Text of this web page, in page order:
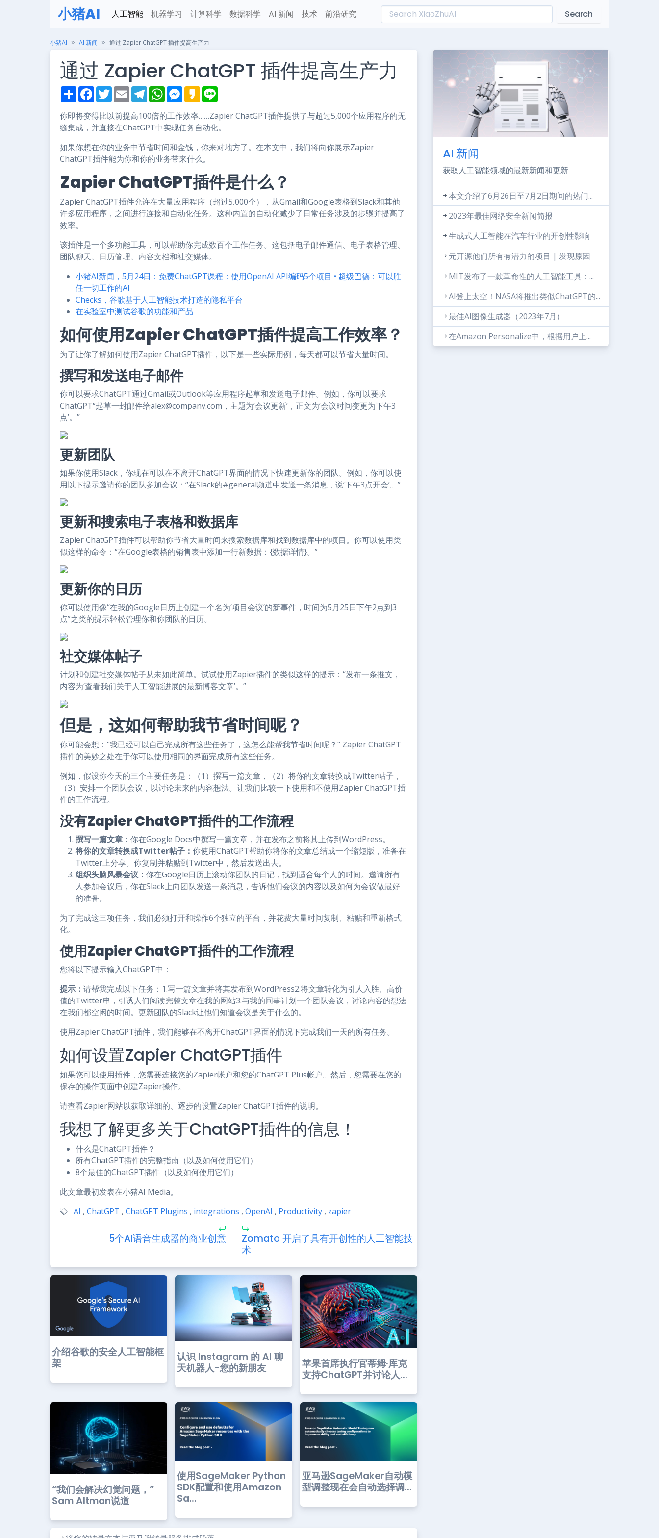
小猪AI 人工智能 机器学习 计算科学 数据科学 AI 新闻 技术 前沿研究 Search
小猪AI AI 新闻 通过 Zapier ChatGPT 插件提高生产力
通过 Zapier ChatGPT 插件提高生产力
S
h
r
e
F
a
e
b
o
k
T
w
t
t
e
E
m
i
l
T
e
e
g
r
m
W
h
t
s
A
p
M
e
s
e
n
e
r
K
a
o
e
你即将变得比以前提高100倍的工作效率……Zapier ChatGPT插件提供了与超过5,000个应用程序的无
缝集成，并直接在ChatGPT中实现任务自动化。
如果你想在你的业务中节省时间和金钱，你来对地方了。在本文中，我们将向你展示Zapier
ChatGPT插件能为你和你的业务带来什么。
Zapier ChatGPT插件是什么？
Zapier ChatGPT插件允许在大量应用程序（超过5,000个），从Gmail和Google表格到Slack和其他
许多应用程序，之间进行连接和自动化任务。这种内置的自动化减少了日常任务涉及的步骤并提高了
效率。
该插件是一个多功能工具，可以帮助你完成数百个工作任务。这包括电子邮件通信、电子表格管理、
团队聊天、日历管理、内容文档和社交媒体。
小猪AI新闻，5月24日：免费ChatGPT课程：使用OpenAI API编码5个项目 • 超级巴德：可以胜
任一切工作的AI
Checks，谷歌基于人工智能技术打造的隐私平台
在实验室中测试谷歌的功能和产品
如何使用Zapier ChatGPT插件提高工作效率？
为了让你了解如何使用Zapier ChatGPT插件，以下是一些实际用例，每天都可以节省大量时间。
撰写和发送电子邮件
你可以要求ChatGPT通过Gmail或Outlook等应用程序起草和发送电子邮件。例如，你可以要求
ChatGPT“起草一封邮件给alex@company.com ，主题为‘会议更新’，正文为‘会议时间变更为下午3
点’。”
更新团队
如果你使用Slack，你现在可以在不离开ChatGPT界面的情况下快速更新你的团队。例如，你可以使
用以下提示邀请你的团队参加会议：“在Slack的#general频道中发送一条消息，说‘下午3点开会’。”
更新和搜索电子表格和数据库
Zapier ChatGPT插件可以帮助你节省大量时间来搜索数据库和找到数据库中的项目。你可以使用类
似这样的命令：“在Google表格的销售表中添加一行新数据：{数据详情}。”
更新你的日历
你可以使用像“在我的Google日历上创建一个名为‘项目会议’的新事件，时间为5月25日下午2点到3
点”之类的提示轻松管理你和你团队的日历。
社交媒体帖子
计划和创建社交媒体帖子从未如此简单。试试使用Zapier插件的类似这样的提示：“发布一条推文，
内容为‘查看我们关于人工智能进展的最新博客文章’。”
但是，这如何帮助我节省时间呢？
你可能会想：“我已经可以自己完成所有这些任务了，这怎么能帮我节省时间呢？” Zapier ChatGPT
插件的美妙之处在于你可以使用相同的界面完成所有这些任务。
例如，假设你今天的三个主要任务是：（1）撰写一篇文章，（2）将你的文章转换成Twitter帖子，
（3）安排一个团队会议，以讨论未来的内容想法。让我们比较一下使用和不使用Zapier ChatGPT插
件的工作流程。
没有Zapier ChatGPT插件的工作流程
撰写一篇文章： 你在Google Docs中撰写一篇文章，并在发布之前将其上传到WordPress。
将你的文章转换成Twitter帖子： 你使用ChatGPT帮助你将你的文章总结成一个缩短版，准备在
Twitter上分享。你复制并粘贴到Twitter中，然后发送出去。
组织头脑风暴会议： 你在Google日历上滚动你团队的日记，找到适合每个人的时间。邀请所有
人参加会议后，你在Slack上向团队发送一条消息，告诉他们会议的内容以及如何为会议做最好
的准备。
为了完成这三项任务，我们必须打开和操作6个独立的平台，并花费大量时间复制、粘贴和重新格式
化。
使用Zapier ChatGPT插件的工作流程
您将以下提示输入ChatGPT中：
提示： 请帮我完成以下任务：1.写一篇文章并将其发布到WordPress2.将文章转化为引人入胜、高价
值的Twitter串，引诱人们阅读完整文章在我的网站3.与我的同事计划一个团队会议，讨论内容的想法
在我们都空闲的时间。更新团队的Slack让他们知道会议是关于什么的。
使用Zapier ChatGPT插件，我们能够在不离开ChatGPT界面的情况下完成我们一天的所有任务。
如何设置Zapier ChatGPT插件
如果您可以使用插件，您需要连接您的Zapier帐户和您的ChatGPT Plus帐户。然后，您需要在您的
保存的操作页面中创建Zapier操作。
请查看Zapier网站以获取详细的、逐步的设置Zapier ChatGPT插件的说明。
我想了解更多关于ChatGPT插件的信息！
什么是ChatGPT插件？
所有ChatGPT插件的完整指南（以及如何使用它们）
8个最佳的ChatGPT插件（以及如何使用它们）
此文章最初发表在小猪AI Media。
AI , ChatGPT , ChatGPT Plugins , integrations , OpenAI , Productivity , zapier
5个AI语音生成器的商业创意
Zomato 开启了具有开创性的人工智能技
术
介绍谷歌的安全人工智能框
架
认识 Instagram 的 AI 聊
天机器人-您的新朋友
苹果首席执行官蒂姆·库克
支持ChatGPT并讨论人...
“我们会解决幻觉问题，”
Sam Altman说道
使用SageMaker Python
SDK配置和使用Amazon
Sa...
亚马逊SageMaker自动模
型调整现在会自动选择调...
AI 新闻
获取人工智能领域的最新新闻和更新
本文介绍了6月26日至7月2日期间的热门...
2023年最佳网络安全新闻简报
生成式人工智能在汽车行业的开创性影响
元开源他们所有有潜力的项目 | 发现原因
MIT发布了一款革命性的人工智能工具：...
AI登上太空！NASA将推出类似ChatGPT的...
最佳AI图像生成器（2023年7月）
在Amazon Personalize中，根据用户上...